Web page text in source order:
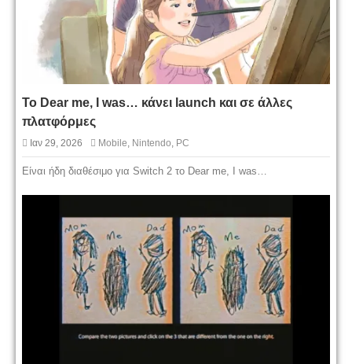
Το Dear me, I was… κάνει launch και σε άλλες
πλατφόρμες
Ιαν 29, 2026 Mobile Nintendo PC
Είναι ήδη διαθέσιμο για Switch 2 το Dear me, I was…